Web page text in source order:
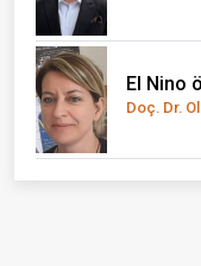
El Nino
Doç. Dr.